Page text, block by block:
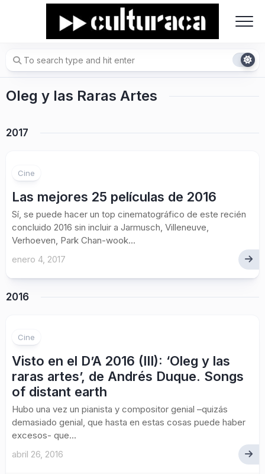
Oleg y las Raras Artes
2017
Cine
Las mejores 25 películas de 2016
Sí, se puede hacer un top cinematográfico de este recién
concluido 2016 sin incluir a Jarmusch, Villeneuve,
Verhoeven, Park Chan-wook...
enero 4, 2017
2016
Cine
Visto en el D’A 2016 (III): ‘Oleg y las
raras artes’, de Andrés Duque. Songs
of distant earth
Hubo una vez un pianista y compositor genial –quizás
demasiado genial, que hasta en estas cosas puede haber
excesos- que...
abril 26, 2016